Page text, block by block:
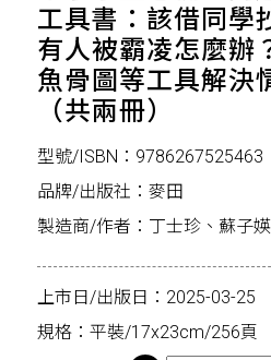
工具書：該借同學
有人被霸凌怎麼辦
魚骨圖等工具解決
（共兩冊）
型號/ISBN：9786267525463
品牌/出版社：麥田
製造商/作者：丁士珍、蘇子
上市日/出版日：2025-03-25
規格：平裝/17x23cm/256頁